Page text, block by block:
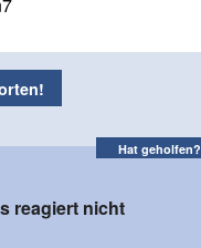
Hat geholfen?
reagiert nicht